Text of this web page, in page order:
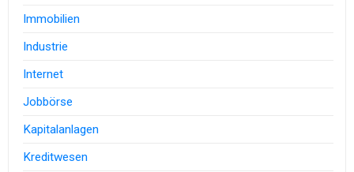
Immobilien
Industrie
Internet
Jobbörse
Kapitalanlagen
Kreditwesen